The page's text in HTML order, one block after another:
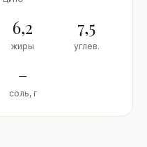
6,2
жиры
7,5
углев.
–
соль, г